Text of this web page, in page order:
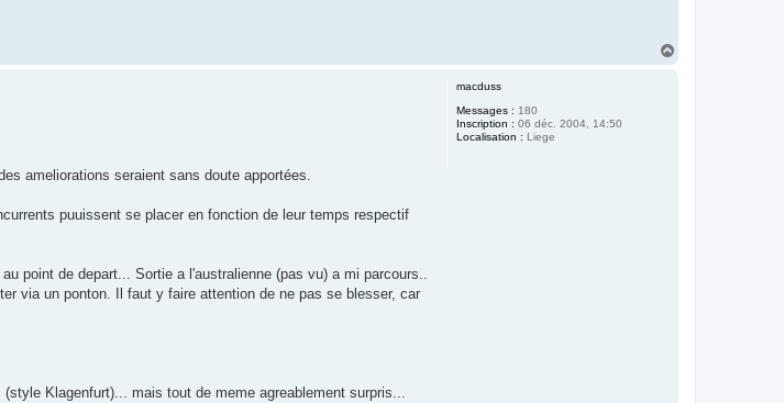
macduss
Messages : 180
Inscription : 06 déc. 2004, 14:50
Localisation : Liege
ameliorations seraient sans doute apportées.
puuissent se placer en fonction de leur temps respectif
point de depart... Sortie a l'australienne (pas vu) a mi parcours..
via un ponton. Il faut y faire attention de ne pas se blesser, car
Klagenfurt)... mais tout de meme agreablement surpris...